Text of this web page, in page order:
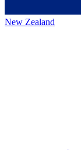
New Zealand